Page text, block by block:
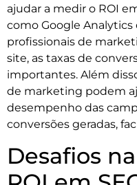
ajudar a medir o ROI
como Google
profissionais de
site, as taxas de
importantes. Além
de marketing podem
desempenho das
conversões geradas,
Desafios